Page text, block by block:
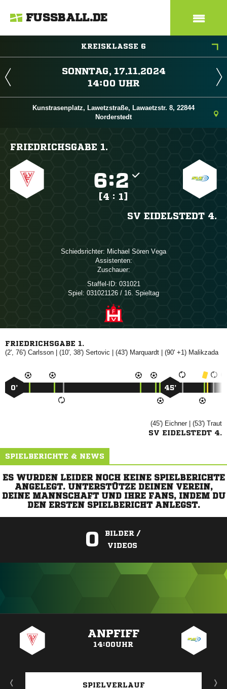
FUSSBALL.DE
KREISKLASSE 6
 
 
Kunstrasenplatz, Lawetzstraße, Lawaetzstr. 8, 22844
Norderstedt
FRIEDRICHSGABE 1.
:
[4 : 1]
SV EIDELSTEDT 4.
Schiedsrichter:   
Assistenten:
Zuschauer:
Staffel-ID: 031021
Spiel: 031021126 / 16. Spieltag
FRIEDRICHSGABE 1.
(2', 76')  | (10', 38')  | (43')  | (90' +1) 
0’ 45’
(45') | (53') 
SV EIDELSTEDT 4.
SPIELBERICHTE & NEWS
ES WURDEN LEIDER NOCH KEINE SPIELBERICHTE
ANGELEGT. UNTERSTÜTZE DEINEN VEREIN,
DEINE MANNSCHAFT UND IHRE FANS, INDEM DU
DEN ERSTEN SPIELBERICHT ANLEGST.
0
BILDER /
VIDEOS
ANPFIFF
14:00UHR
SPIELVERLAUF